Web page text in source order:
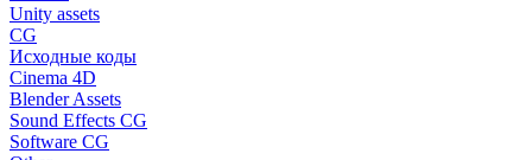
Unity assets
CG
Исходные коды
Cinema 4D
Blender Assets
Sound Effects CG
Software CG